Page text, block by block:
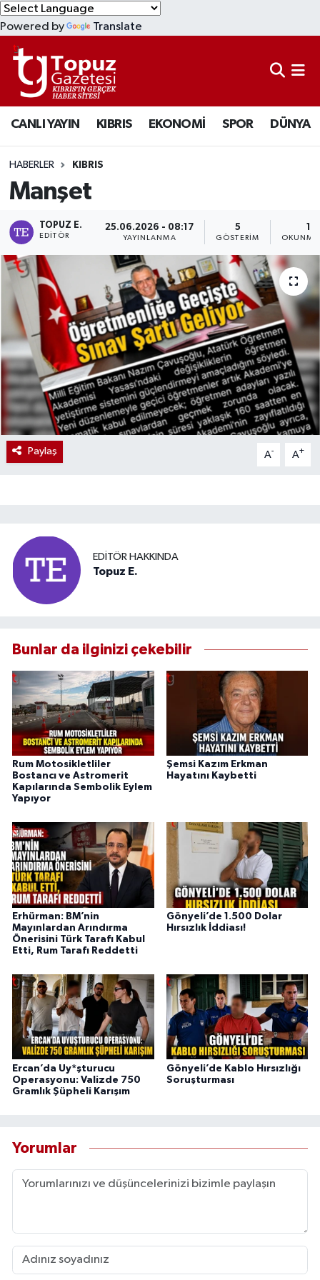
Powered by Translate
CANLI YAYIN KIBRIS EKONOMİ SPOR DÜNYA
HABERLER KIBRIS
Manşet
TOPUZ E.
EDITÖR
25.06.2026 - 08:17
YAYINLANMA
5
GÖSTERIM
1
OKUNMA
Paylaş A- A+
EDITÖR HAKKINDA
Topuz E.
Bunlar da ilginizi çekebilir
Rum Motosikletliler
Bostancı ve Astromerit
Kapılarında Sembolik Eylem
Yapıyor
Şemsi Kazım Erkman
Hayatını Kaybetti
Erhürman: BM’nin
Mayınlardan Arındırma
Önerisini Türk Tarafı Kabul
Etti, Rum Tarafı Reddetti
Gönyeli’de 1.500 Dolar
Hırsızlık İddiası!
Ercan’da Uy*şturucu
Operasyonu: Valizde 750
Gramlık Şüpheli Karışım
Gönyeli’de Kablo Hırsızlığı
Soruşturması
Yorumlar
KIBRIS
DÜNYA
EKONOMİ
MAGAZİN
SAĞLIK
SPOR
TEKNOLOJİ
TÜRKİYE
Lefkoşa Nöbetçi Eczaneler
Lefkoşa Hava Durumu
Lefkoşa Trafik Yoğunluk Haritası
Süper Lig Puan Durumu ve Fikstür
Tüm Manşetler
Son Dakika Haberleri
Haber Arşivi